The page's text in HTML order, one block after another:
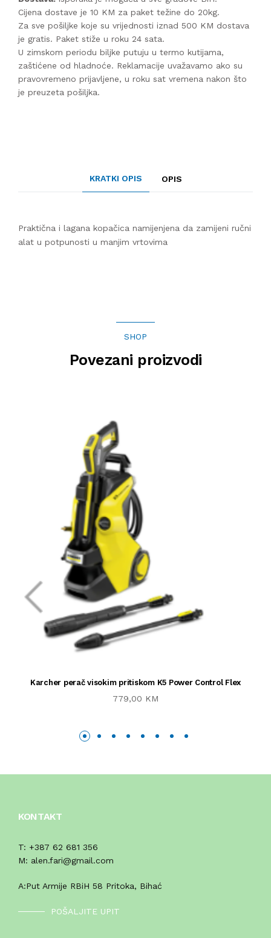
Cijena dostave je 10 KM za paket težine do 20kg.
Za sve pošiljke koje su vrijednosti iznad 500 KM dostava
je gratis. Paket stiže u roku 24 sata.
U zimskom periodu biljke putuju u termo kutijama,
zaštićene od hladnoće. Reklamacije uvažavamo ako su
pravovremeno prijavljene, u roku sat vremena nakon što
je preuzeta pošiljka.
KRATKI OPIS OPIS
Praktična i lagana kopačica namijenjena da zamijeni ručni
alat u potpunosti u manjim vrtovima
SHOP
Povezani proizvodi
Karcher perač visokim pritiskom K5 Power Control Flex
779,00 KM
KONTAKT
T: +387 62 681 356
M: alen.fari@gmail.com
A:Put Armije RBiH 58 Pritoka, Bihać
POŠALJITE UPIT